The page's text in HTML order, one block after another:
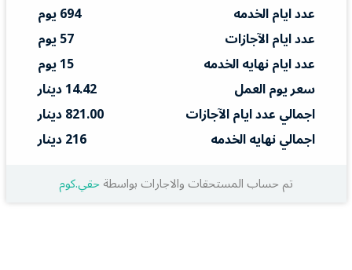
عدد ايام الخدمه
694 يوم
عدد ايام الآجازات
57 يوم
عدد ايام نهايه الخدمه
15 يوم
سعر يوم العمل
14.42 دينار
اجمالي عدد ايام الآجازات
821.00 دينار
اجمالي نهايه الخدمه
216 دينار
تم حساب المستحقات والاجارات بواسطةحقي.كوم